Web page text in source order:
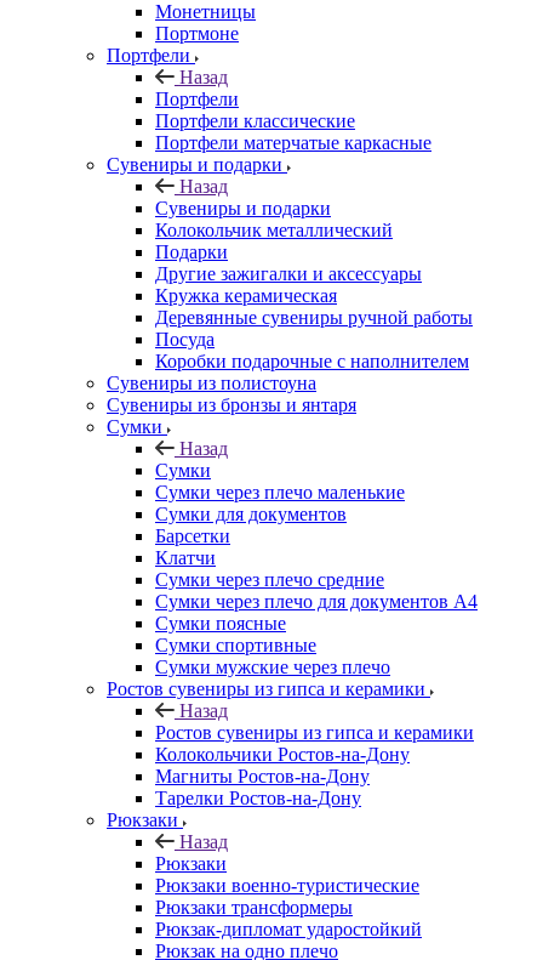
Монетницы
Портмоне
Портфели
Назад
Портфели
Портфели классические
Портфели матерчатые каркасные
Сувениры и подарки
Назад
Сувениры и подарки
Колокольчик металлический
Подарки
Другие зажигалки и аксессуары
Кружка керамическая
Деревянные сувениры ручной работы
Посуда
Коробки подарочные с наполнителем
Сувениры из полистоуна
Сувениры из бронзы и янтаря
Сумки
Назад
Сумки
Сумки через плечо маленькие
Сумки для документов
Барсетки
Клатчи
Сумки через плечо средние
Сумки через плечо для документов А4
Сумки поясные
Сумки спортивные
Сумки мужские через плечо
Ростов сувениры из гипса и керамики
Назад
Ростов сувениры из гипса и керамики
Колокольчики Ростов-на-Дону
Магниты Ростов-на-Дону
Тарелки Ростов-на-Дону
Рюкзаки
Назад
Рюкзаки
Рюкзаки военно-туристические
Рюкзаки трансформеры
Рюкзак-дипломат ударостойкий
Рюкзак на одно плечо